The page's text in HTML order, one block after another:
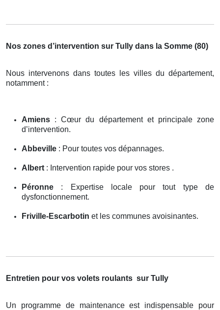
Nos zones d’intervention sur Tully dans la Somme (80)
Nous intervenons dans toutes les villes du département,
notamment :
Amiens : Cœur du département et principale zone
d’intervention.
Abbeville : Pour toutes vos dépannages.
Albert : Intervention rapide pour vos stores .
Péronne : Expertise locale pour tout type de
dysfonctionnement.
Friville-Escarbotin et les communes avoisinantes.
Entretien pour vos volets roulants sur Tully
Un programme de maintenance est indispensable pour